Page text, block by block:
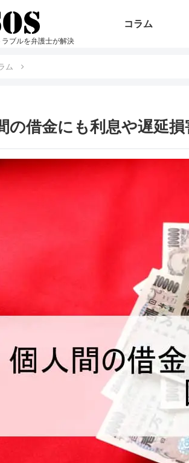
ブルを弁護士が解決
コラム
ム
の借金にも利息や遅延